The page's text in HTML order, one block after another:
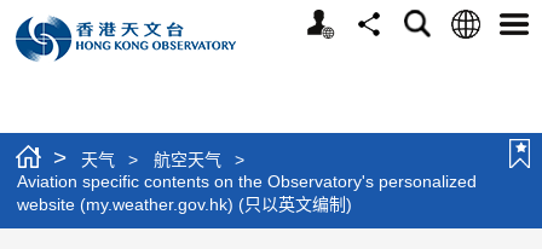
个
分
搜
语
选
> 天气 > 航空天气
>
Aviation specific contents on the Observatory's personalized
website (my.weather.gov.hk) (只以英文编制)